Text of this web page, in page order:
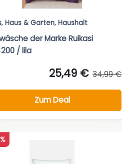
, Haus & Garten, Haushalt
der Marke Ruikasi
/ lila
25,49 € 34,99 €
Zum Deal